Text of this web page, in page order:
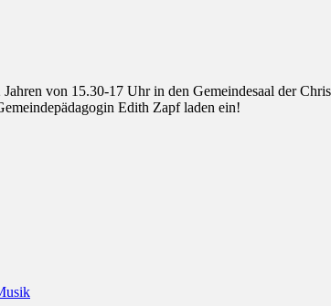
von 15.30-17 Uhr in den Gemeindesaal der
Edith Zapf laden ein!